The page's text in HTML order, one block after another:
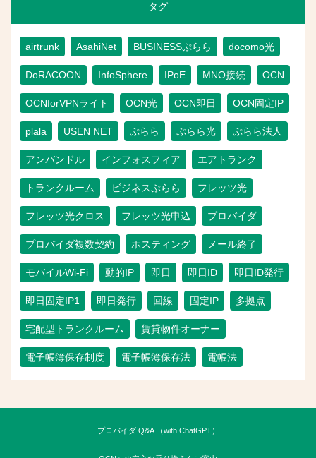
タグ
airtrunk AsahiNet BUSINESSぷらら docomo光
DoRACOON InfoSphere IPoE MNO接続 OCN
OCNforVPNライト OCN光 OCN即日 OCN固定IP
plala USEN NET ぷらら ぷらら光 ぷらら法人
アンバンドル インフォスフィア エアトランク
トランクルーム ビジネスぷらら フレッツ光
フレッツ光クロス フレッツ光申込 プロバイダ
プロバイダ複数契約 ホスティング メール終了
モバイルWi-Fi 動的IP 即日 即日ID 即日ID発行
即日固定IP1 即日発行 回線 固定IP 多拠点
宅配型トランクルーム 賃貸物件オーナー
電子帳簿保存制度 電子帳簿保存法 電帳法
プロバイダ Q&A （with ChatGPT）